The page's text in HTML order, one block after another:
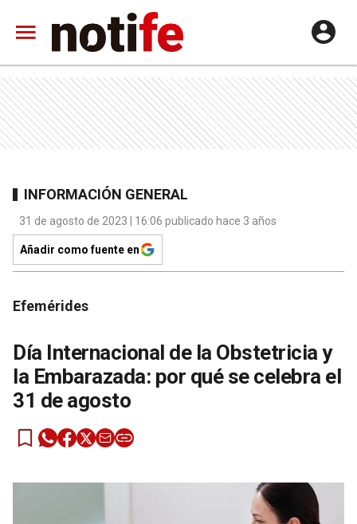
INFORMACIÓN GENERAL
31 de agosto de 2023 | 16:06 publicado hace 3 años
Añadir como fuente en
Efemérides
Día Internacional de la Obstetricia y
la Embarazada: por qué se celebra el
31 de agosto